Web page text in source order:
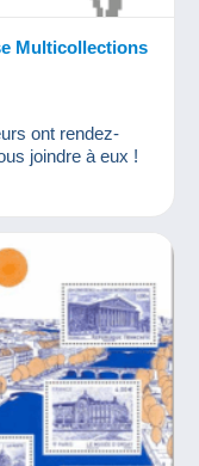
Multicollections
ont rendez-
joindre à eux !